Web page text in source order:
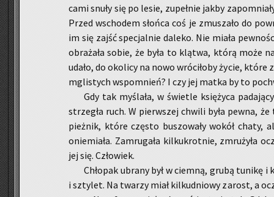
ca­mi snuły się po lesie, zu­peł­nie jakby
Przed wscho­dem słoń­ca coś je zmu­sza­ło do
im się zajść spe­cjal­nie da­le­ko. Nie miała
obra­ża­ła sobie, że była to klą­twa, którą może
udało, do oko­li­cy na nowo wró­ci­ło­by życie,
mgli­stych wspo­mnień? I czy jej matka by to
Gdy tak my­śla­ła, w świe­tle księ­ży­ca
strze­gła ruch. W pierw­szej chwi­li była pewna,
pież­nik, które czę­sto bu­szo­wa­ły wokół chaty,
onie­mia­ła. Za­mru­ga­ła kil­ku­krot­nie, zmru­ży­ła
jej się. Czło­wiek.
Chło­pak ubra­ny był w ciem­ną, grubą tu­ni­kę i
i szty­let. Na twa­rzy miał kil­ku­dnio­wy za­rost, a